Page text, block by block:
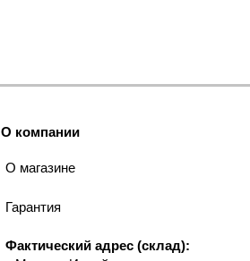
О компании
О магазине
Гарантия
Фактический адрес (склад):